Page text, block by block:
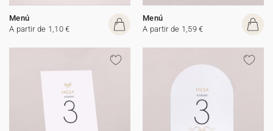
Menú
A partir de 1,10 €
Menú
A partir de 1,59 €